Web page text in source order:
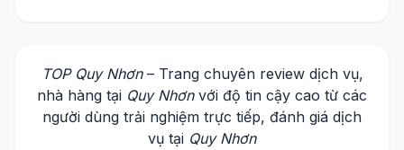
TOP Quy Nhơn– Trang chuyên review dịch vụ,
nhà hàng tại Quy Nhơnvới độ tin cậy cao từ các
người dùng trải nghiệm trực tiếp, đánh giá dịch
vụ tại Quy Nhơn